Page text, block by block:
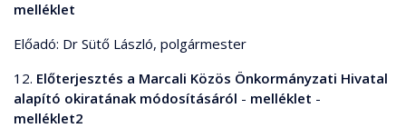
melléklet
Előadó: Dr Sütő László, polgármester
12. Előterjesztés a Marcali Közös Önkormányzati Hivatal
alapító okiratának módosításáról - melléklet -
melléklet2